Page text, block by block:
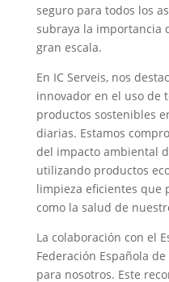
seguro para todos los
subraya la importancia
gran escala.
En IC Serveis, nos
innovador en el uso de
productos sostenibles
diarias. Estamos
del impacto ambiental
utilizando productos
limpieza eficientes que
como la salud de
La colaboración con el
Federación Española
para nosotros. Este